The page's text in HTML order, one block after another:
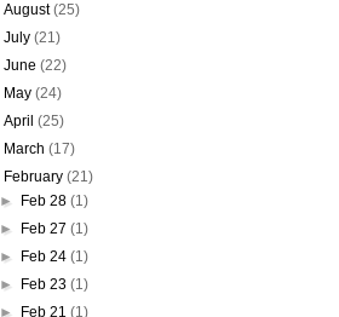
August(25)
July (21)
June (22)
May (24)
April (25)
March (17)
February (21)
►
Feb 28(1)
►
Feb 27(1)
►
Feb 24(1)
►
Feb 23(1)
►
Feb 21(1)